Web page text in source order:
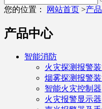
您的位置： 网站首页 >产
产品中心
智能消防
火灾探测报警
烟雾探测报警
智能火灾控制器
火灾报警显示器